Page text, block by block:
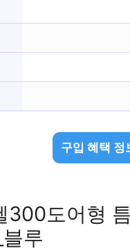
구입 혜택 정
300도어형
루